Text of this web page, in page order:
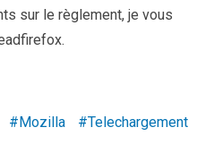
sur le règlement, je vous
Mozilla Telechargement